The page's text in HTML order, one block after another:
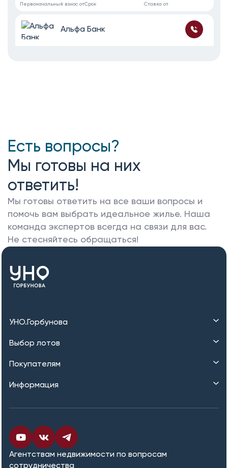
Ставка от
Первоначальный взнос отСрок
Альфа Банк
Есть вопросы?
Мы готовы на них
ответить!
Мы готовы ответить на все ваши вопросы и
помочь вам выбрать идеальное жилье. Наша
команда экспертов всегда на связи для вас.
Не стесняйтесь обращаться!
УНО.Горбунова
Выбор лотов
Покупателям
Информация
Агентствам недвижимости по вопросам
сотрудничества